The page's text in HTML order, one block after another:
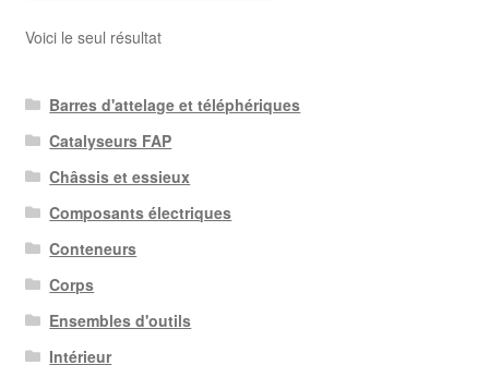
Voici le seul résultat
Barres d'attelage et téléphériques
Catalyseurs FAP
Châssis et essieux
Composants électriques
Conteneurs
Corps
Ensembles d'outils
Intérieur